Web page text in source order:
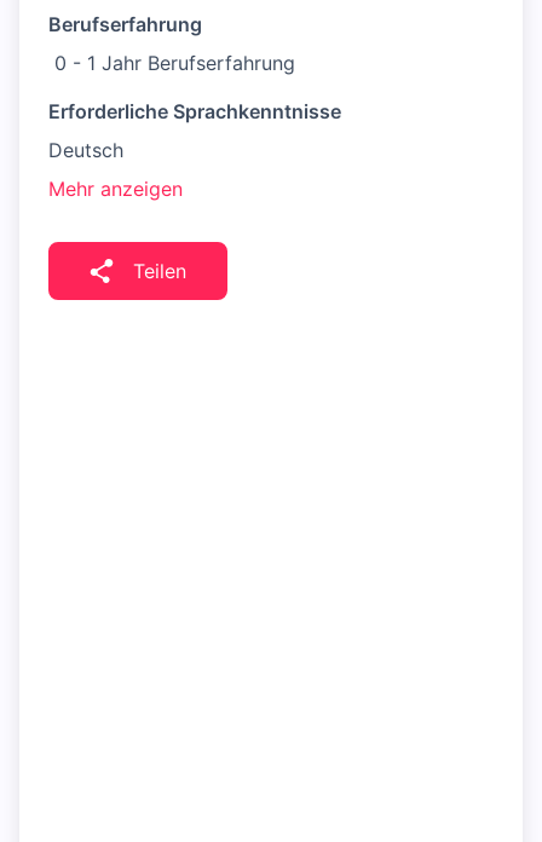
Berufserfahrung
0 - 1 Jahr Berufserfahrung
Erforderliche Sprachkenntnisse
Deutsch
Mehr anzeigen
Teilen